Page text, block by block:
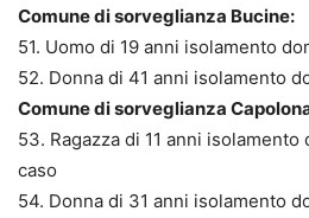
Comune di sorveglianza Bucine:
51. Uomo di 19 anni isolamento
52. Donna di 41 anni isolamento
Comune di sorveglianza
53. Ragazza di 11 anni
caso
54. Donna di 31 anni isolamento